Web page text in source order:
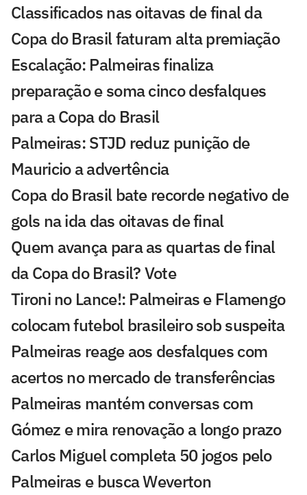
Classificados nas oitavas de final da
Copa do Brasil faturam alta premiação
Escalação: Palmeiras finaliza
preparação e soma cinco desfalques
para a Copa do Brasil
Palmeiras: STJD reduz punição de
Mauricio a advertência
Copa do Brasil bate recorde negativo de
gols na ida das oitavas de final
Quem avança para as quartas de final
da Copa do Brasil? Vote
Tironi no Lance!: Palmeiras e Flamengo
colocam futebol brasileiro sob suspeita
Palmeiras reage aos desfalques com
acertos no mercado de transferências
Palmeiras mantém conversas com
Gómez e mira renovação a longo prazo
Carlos Miguel completa 50 jogos pelo
Palmeiras e busca Weverton